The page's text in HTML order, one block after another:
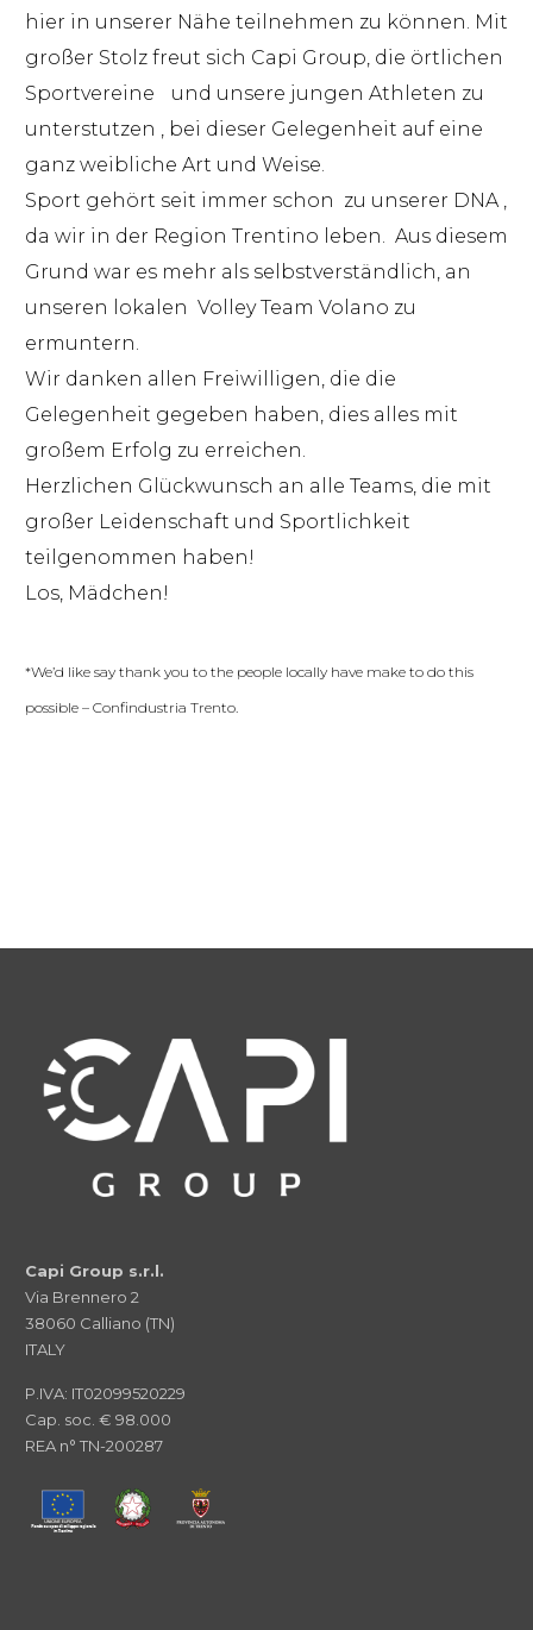
hier in unserer Nähe teilnehmen zu können. Mit
großer Stolz freut sich Capi Group, die örtlichen
Sportvereine und unsere jungen Athleten zu
unterstutzen , bei dieser Gelegenheit auf eine
ganz weibliche Art und Weise.
Sport gehört seit immer schon zu unserer DNA ,
da wir in der Region Trentino leben. Aus diesem
Grund war es mehr als selbstverständlich, an
unseren lokalen Volley Team Volano zu
ermuntern.
Wir danken allen Freiwilligen, die die
Gelegenheit gegeben haben, dies alles mit
großem Erfolg zu erreichen.
Herzlichen Glückwunsch an alle Teams, die mit
großer Leidenschaft und Sportlichkeit
teilgenommen haben!
Los, Mädchen!
*We’d like say thank you to the people locally have make to do this
possible – Confindustria Trento.
Capi Group s.r.l.
Via Brennero 2
38060 Calliano (TN)
ITALY
P.IVA: IT02099520229
Cap. soc. € 98.000
REA n° TN-200287